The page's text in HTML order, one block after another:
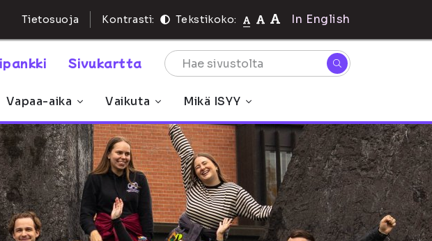
Tietosuoja Kontrasti: Tekstikoko: In English
Sivukartta
Vapaa-aika Vaikuta Mikä ISYY